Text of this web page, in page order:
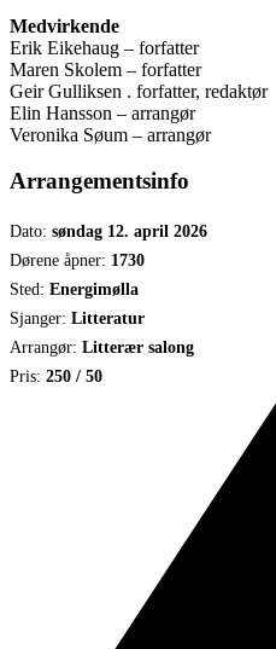
Medvirkende
Erik Eikehaug – forfatter
Maren Skolem – forfatter
Geir Gulliksen . forfatter, redaktør
Elin Hansson – arrangør
Veronika Søum – arrangør
Arrangementsinfo
Dato: søndag 12. april 2026
Dørene åpner: 1730
Sted: Energimølla
Sjanger: Litteratur
Arrangør: Litterær salong
Pris: 250 / 50